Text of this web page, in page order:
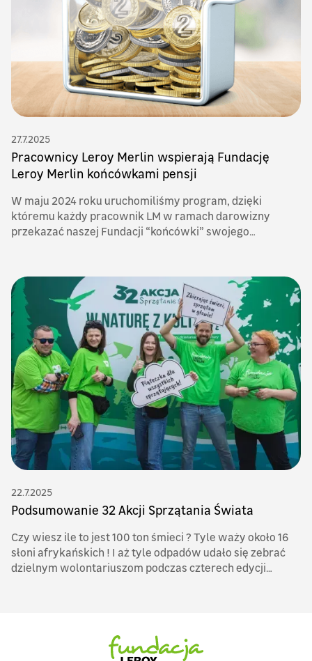
27.7.2025
Pracownicy Leroy Merlin wspierają Fundację
Leroy Merlin końcówkami pensji
W maju 2024 roku uruchomiliśmy program, dzięki
któremu każdy pracownik LM w ramach darowizny
przekazać naszej Fundacji “końcówki” swojego
22.7.2025
Podsumowanie 32 Akcji Sprzątania Świata
Czy wiesz ile to jest 100 ton śmieci ? Tyle waży około 16
słoni afrykańskich ! I aż tyle odpadów udało się zebrać
dzielnym wolontariuszom podczas czterech edycji